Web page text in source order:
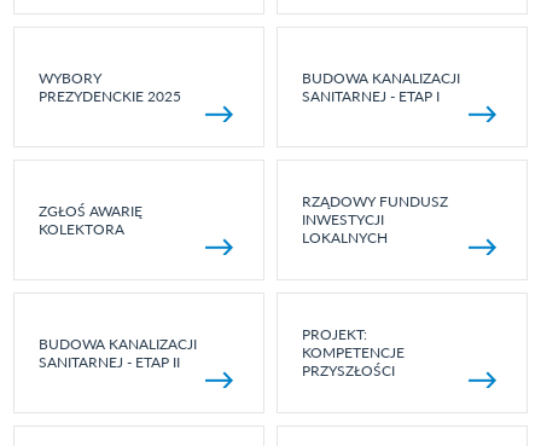
WYBORY
PREZYDENCKIE 2025
BUDOWA KANALIZACJI
SANITARNEJ - ETAP I
ZGŁOŚ AWARIĘ
KOLEKTORA
RZĄDOWY FUNDUSZ
INWESTYCJI
LOKALNYCH
BUDOWA KANALIZACJI
SANITARNEJ - ETAP II
PROJEKT:
KOMPETENCJE
PRZYSZŁOŚCI